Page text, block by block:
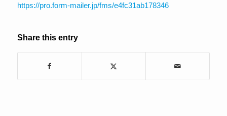
https://pro.form-mailer.jp/fms/e4fc31ab178346
Share this entry